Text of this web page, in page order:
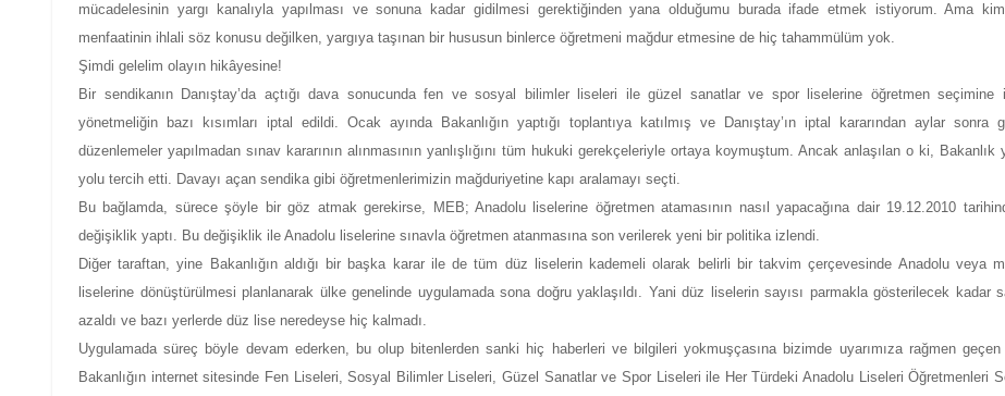
mücadelesinin yargı kanalıyla yapılması ve sonuna kadar gidilmesi gerektiğinden yana olduğumu burada ifade etmek istiyorum. Ama
menfaatinin ihlali söz konusu değilken, yargıya taşınan bir hususun binlerce öğretmeni mağdur etmesine de hiç tahammülüm yok.
Şimdi gelelim olayın hikâyesine!
Bir sendikanın Danıştay’da açtığı dava sonucunda fen ve sosyal bilimler liseleri ile güzel sanatlar ve spor liselerine öğretmen seçimine
yönetmeliğin bazı kısımları iptal edildi. Ocak ayında Bakanlığın yaptığı toplantıya katılmış ve Danıştay’ın iptal kararından aylar sonra
düzenlemeler yapılmadan sınav kararının alınmasının yanlışlığını tüm hukuki gerekçeleriyle ortaya koymuştum. Ancak anlaşılan o ki, Bakanlık
yolu tercih etti. Davayı açan sendika gibi öğretmenlerimizin mağduriyetine kapı aralamayı seçti.
Bu bağlamda, sürece şöyle bir göz atmak gerekirse, MEB; Anadolu liselerine öğretmen atamasının nasıl yapacağına dair 19.12.2010
değişiklik yaptı. Bu değişiklik ile Anadolu liselerine sınavla öğretmen atanmasına son verilerek yeni bir politika izlendi.
Diğer taraftan, yine Bakanlığın aldığı bir başka karar ile de tüm düz liselerin kademeli olarak belirli bir takvim çerçevesinde Anadolu veya
liselerine dönüştürülmesi planlanarak ülke genelinde uygulamada sona doğru yaklaşıldı. Yani düz liselerin sayısı parmakla gösterilecek kadar
azaldı ve bazı yerlerde düz lise neredeyse hiç kalmadı.
Uygulamada süreç böyle devam ederken, bu olup bitenlerden sanki hiç haberleri ve bilgileri yokmuşçasına bizimde uyarımıza rağmen
Bakanlığın internet sitesinde Fen Liseleri, Sosyal Bilimler Liseleri, Güzel Sanatlar ve Spor Liseleri ile Her Türdeki Anadolu Liseleri Öğretmenleri